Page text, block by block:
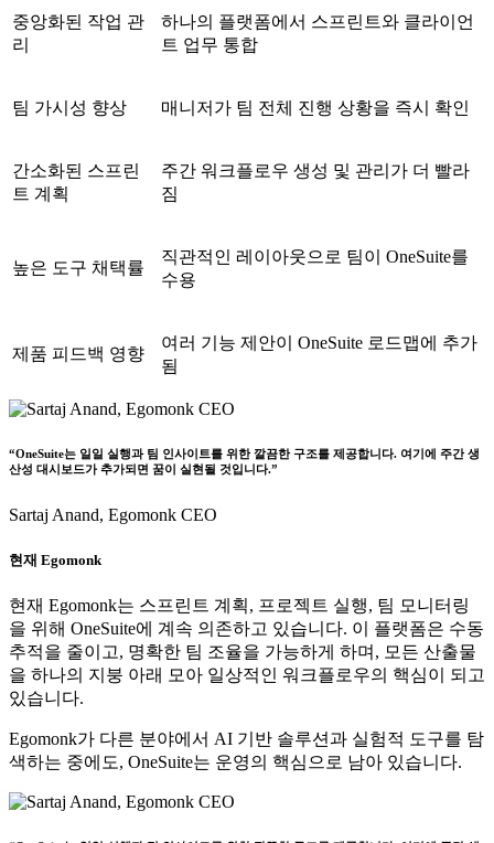
중앙화된 작업 관
리
하나의 플랫폼에서 스프린트와 클라이언
트 업무 통합
팀 가시성 향상 매니저가 팀 전체 진행 상황을 즉시 확인
간소화된 스프린
트 계획
주간 워크플로우 생성 및 관리가 더 빨라
짐
높은 도구 채택률
직관적인 레이아웃으로 팀이 OneSuite를
수용
제품 피드백 영향
여러 기능 제안이 OneSuite 로드맵에 추가
됨
“OneSuite는 일일 실행과 팀 인사이트를 위한 깔끔한 구조를 제공합니다. 여기에 주간 생
산성 대시보드가 추가되면 꿈이 실현될 것입니다.”
Sartaj Anand, Egomonk CEO
현재 Egomonk
현재 Egomonk는 스프린트 계획, 프로젝트 실행, 팀 모니터링
을 위해 OneSuite에 계속 의존하고 있습니다. 이 플랫폼은 수동
추적을 줄이고, 명확한 팀 조율을 가능하게 하며, 모든 산출물
을 하나의 지붕 아래 모아 일상적인 워크플로우의 핵심이 되고
있습니다.
Egomonk가 다른 분야에서 AI 기반 솔루션과 실험적 도구를 탐
색하는 중에도, OneSuite는 운영의 핵심으로 남아 있습니다.